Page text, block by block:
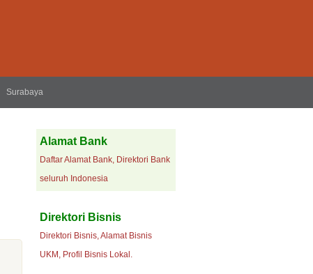
Surabaya
Alamat Bank
Daftar Alamat Bank, Direktori Bank
seluruh Indonesia
Direktori Bisnis
Direktori Bisnis, Alamat Bisnis
UKM, Profil Bisnis Lokal.